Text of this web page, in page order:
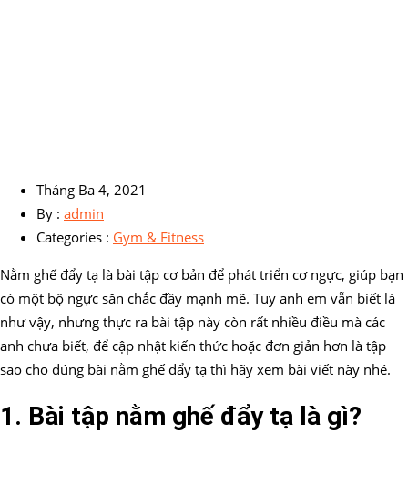
Tháng Ba 4, 2021
By : admin
Categories : Gym & Fitness
Nằm ghế đẩy tạ là bài tập cơ bản để phát triển cơ ngực, giúp bạn
có một bộ ngực săn chắc đầy mạnh mẽ. Tuy anh em vẫn biết là
như vậy, nhưng thực ra bài tập này còn rất nhiều điều mà các
anh chưa biết, để cập nhật kiến thức hoặc đơn giản hơn là tập
sao cho đúng bài nằm ghế đẩy tạ thì hãy xem bài viết này nhé.
1. Bài tập nằm ghế đẩy tạ là gì?